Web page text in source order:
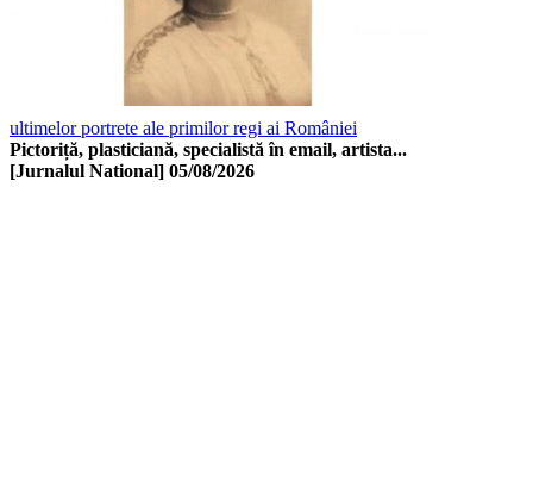
ultimelor portrete ale primilor regi ai României
Pictoriță, plasticiană, specialistă în email, artista...
[Jurnalul National] 05/08/2026